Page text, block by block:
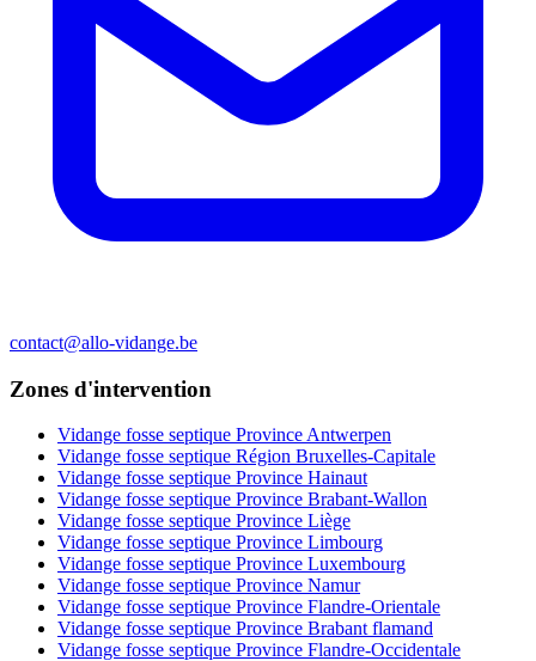
contact@allo-vidange.be
Zones d'intervention
Vidange fosse septique Province Antwerpen
Vidange fosse septique Région Bruxelles-Capitale
Vidange fosse septique Province Hainaut
Vidange fosse septique Province Brabant-Wallon
Vidange fosse septique Province Liège
Vidange fosse septique Province Limbourg
Vidange fosse septique Province Luxembourg
Vidange fosse septique Province Namur
Vidange fosse septique Province Flandre-Orientale
Vidange fosse septique Province Brabant flamand
Vidange fosse septique Province Flandre-Occidentale